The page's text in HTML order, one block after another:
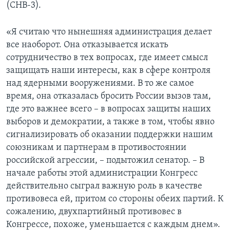
(СНВ-3).
«Я считаю что нынешняя администрация делает
все наоборот. Она отказывается искать
сотрудничество в тех вопросах, где имеет смысл
защищать наши интересы, как в сфере контроля
над ядерными вооружениями. В то же самое
время, она отказалась бросить России вызов там,
где это важнее всего – в вопросах защиты наших
выборов и демократии, а также в том, чтобы явно
сигнализировать об оказании поддержки нашим
союзникам и партнерам в противостоянии
российской агрессии, – подытожил сенатор. – В
начале работы этой администрации Конгресс
действительно сыграл важную роль в качестве
противовеса ей, притом со стороны обеих партий. К
сожалению, двухпартийный противовес в
Конгрессе, похоже, уменьшается с каждым днем».